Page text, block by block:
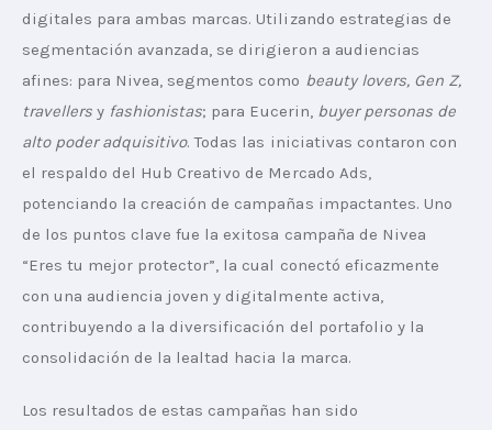
digitales para ambas marcas. Utilizando estrategias de
segmentación avanzada, se dirigieron a audiencias
afines: para Nivea, segmentos como beauty lovers, Gen Z,
travellers y fashionistas; para Eucerin, buyer personas de
alto poder adquisitivo. Todas las iniciativas contaron con
el respaldo del Hub Creativo de Mercado Ads,
potenciando la creación de campañas impactantes. Uno
de los puntos clave fue la exitosa campaña de Nivea
“Eres tu mejor protector”, la cual conectó eficazmente
con una audiencia joven y digitalmente activa,
contribuyendo a la diversificación del portafolio y la
consolidación de la lealtad hacia la marca.
Los resultados de estas campañas han sido